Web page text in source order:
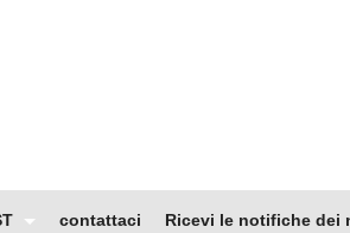
contattaci Ricevi le notifiche dei